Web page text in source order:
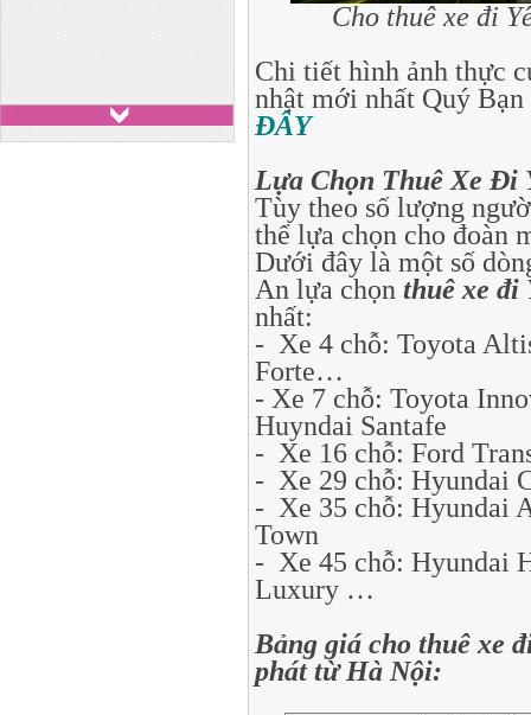
Cho thuê xe đi
Chi tiết hình ảnh thực
nhật mới nhất Quý
ĐÂY
Lựa Chọn Thuê Xe Đi
Tùy theo số lượng
thể lựa chọn cho đoàn
Dưới đây là một số
An lựa chọn thuê xe đi
nhất:
- Xe 4 chỗ: Toyota
Forte…
- Xe 7 chỗ: Toyota
Huyndai Santafe
- Xe 16 chỗ: Ford
- Xe 29 chỗ: Hyundai
- Xe 35 chỗ: Hyundai
Town
- Xe 45 chỗ: Hyundai
Luxury …
Bảng giá cho thuê xe
phát từ Hà Nội: